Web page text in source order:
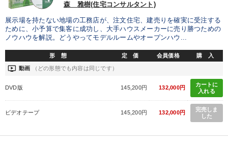
森 雅樹(住宅コンサルタント)
展示場を持たない地場の工務店が、注文住宅、建売りを確実に受注する
ために、小予算で集客に成功し、大手ハウスメーカーに売り勝つための
ノウハウを解説。どうやってモデルルームやオープンハウ...
形 態 定 価 会員価格 購 入
ondemand_video 動画 （どの形態でも内容は同じです）
DVD版 145,200円 132,000円
カートに
入れる
ビデオテープ 145,200円 132,000円
完売しま
した